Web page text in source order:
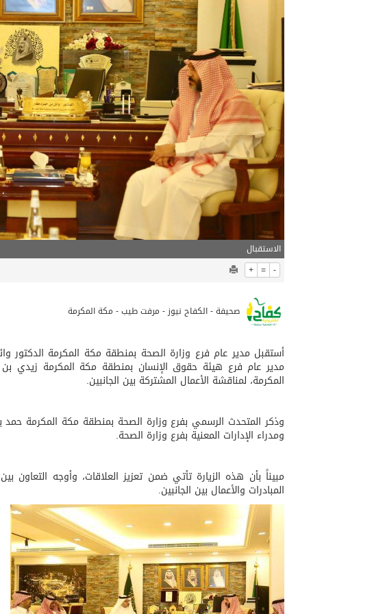
06/08/2026مركز الملك سلمان للإغاثة يضع حجر الأساس لمشروع بناء
الاستقبال
+ = -
صحيفة - الكفاح نيوز - مرفت طيب - مكة المكرمة
أستقبل مدير عام فرع وزارة الصحة بمنطقة مكة المكرمة الدكتور
مدير عام فرع هيئة حقوق الإنسان بمنطقة مكة المكرمة زيدي
المكرمة، لمناقشة الأعمال المشتركة بين الجانبين.
وذكر المتحدث الرسمي بفرع وزارة الصحة بمنطقة مكة المكرمة حمد
ومدراء الإدارات المعنية بفرع وزارة الصحة.
مبيناً بأن هذه الزيارة تأتي ضمن تعزيز العلاقات، وأوجه
المبادرات والأعمال بين الجانبين.